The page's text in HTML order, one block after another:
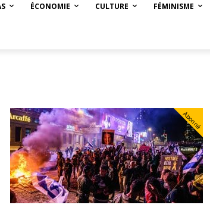
ÉCONOMIE CULTURE FÉMINISME
Abonné